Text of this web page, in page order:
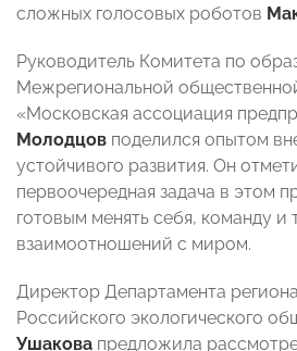
сложных голосовых роботов
Руководитель Комитета по
Межрегиональной
«Московская ассоциация
Молодцов поделился опытом
устойчивого развития. Он
первоочередная задача в этом
готовым менять себя, команду и
взаимоотношений с миром.
Директор Департамента
Российского экологического
Ушакова предложила